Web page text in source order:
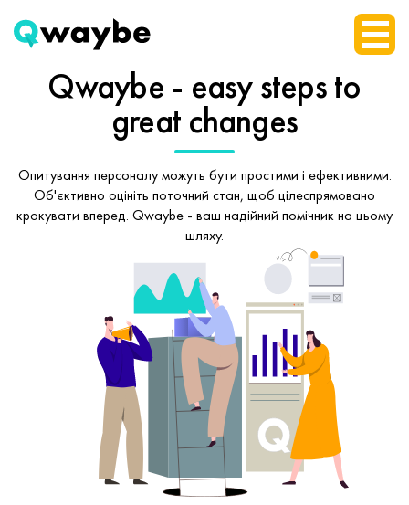
Qwaybe - easy stepsto
great changes
Опитування персоналу можуть бути простими і ефективними.
Об'єктивно оцініть поточний стан, щоб цілеспрямовано
крокувати вперед. Qwaybe - ваш надійний помічник на цьому
шляху.